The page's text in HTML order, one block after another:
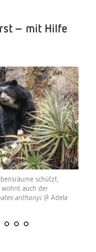
– mit Hilfe
schützt,
auch der
anthonyi. @ Adela